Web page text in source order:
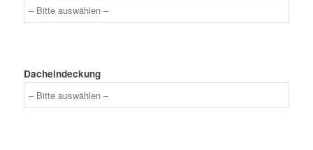
Dacheindeckung